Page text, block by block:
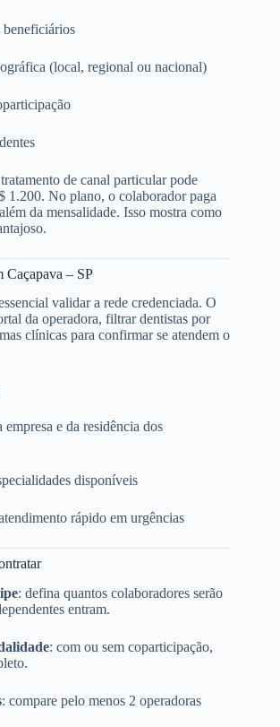
beneficiários
(local, regional ou nacional)
de canal particular pode
1.200. No plano, o colaborador paga
da mensalidade. Isso mostra como
Caçapava – SP
validar a rede credenciada. O
da operadora, filtrar dentistas por
clínicas para confirmar se atendem o
e da residência dos
disponíveis
rápido em urgências
: defina quantos colaboradores serão
entram.
: com ou sem coparticipação,
: compare pelo menos 2 operadoras